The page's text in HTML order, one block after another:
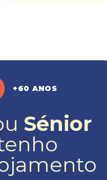
+60 ANOS
Sénior